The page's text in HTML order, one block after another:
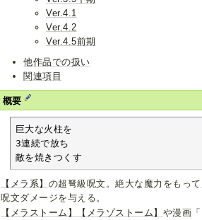
Ver.4.1
Ver.4.2
Ver.4.5前期
他作品での扱い
関連項目
概要
巨大な火柱を
3連続で放ち
敵を焼きつくす
【メラ系】 の超弩級呪文。絶大な魔力をもって
呪文ダメージを与える。
【メラストーム】
【メラゾストーム】 や漫画